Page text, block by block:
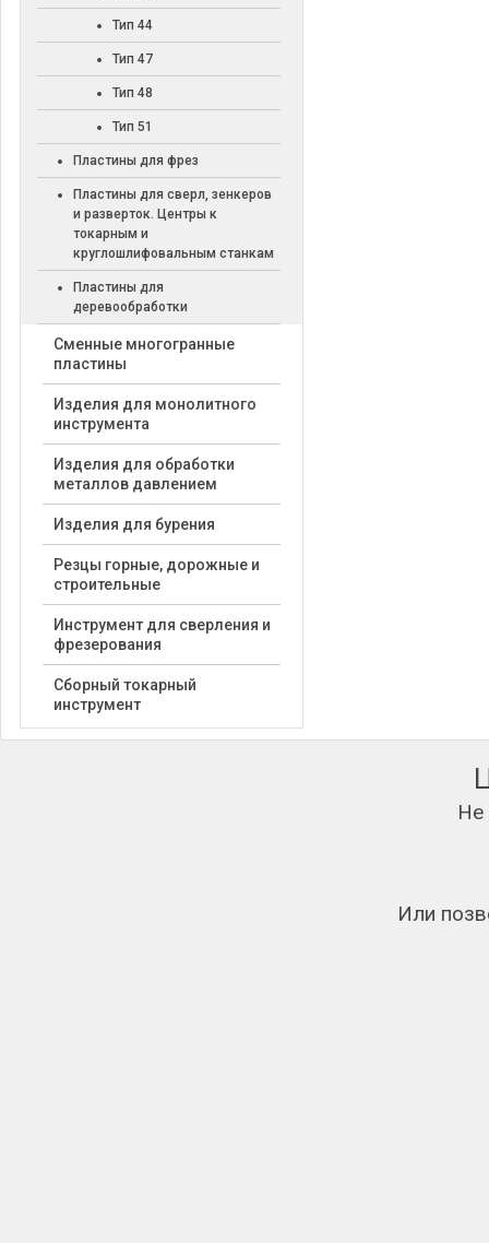
Тип 44
Тип 47
Тип 48
Тип 51
Пластины для фрез
Пластины для сверл, зенкеров
и разверток. Центры к
токарным и
круглошлифовальным станкам
Пластины для
деревообработки
Cменные многогранные
пластины
Изделия для монолитного
инструмента
Изделия для обработки
металлов давлением
Изделия для бурения
Резцы горные, дорожные и
строительные
Инструмент для сверления и
фрезерования
Сборный токарный
инструмент
Не
Или